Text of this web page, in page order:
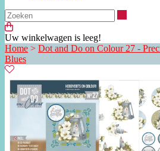
Uw winkelwagen is leeg!
Home > Dot and Do on Colour 27 -
Blues